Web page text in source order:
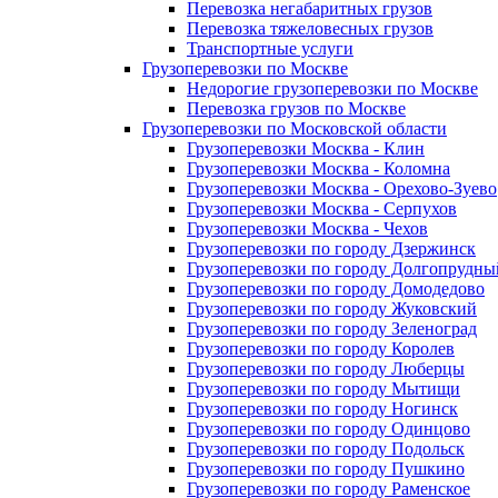
Перевозка негабаритных грузов
Перевозка тяжеловесных грузов
Транспортные услуги
Грузоперевозки по Москве
Недорогие грузоперевозки по Москве
Перевозка грузов по Москве
Грузоперевозки по Московской области
Грузоперевозки Москва - Клин
Грузоперевозки Москва - Коломна
Грузоперевозки Москва - Орехово-Зуево
Грузоперевозки Москва - Серпухов
Грузоперевозки Москва - Чехов
Грузоперевозки по городу Дзержинск
Грузоперевозки по городу
Грузоперевозки по городу Домодедово
Грузоперевозки по городу Жуковский
Грузоперевозки по городу Зеленоград
Грузоперевозки по городу Королев
Грузоперевозки по городу Люберцы
Грузоперевозки по городу Мытищи
Грузоперевозки по городу Ногинск
Грузоперевозки по городу Одинцово
Грузоперевозки по городу Подольск
Грузоперевозки по городу Пушкино
Грузоперевозки по городу Раменское